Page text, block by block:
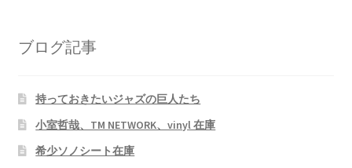
ブログ記事
持っておきたいジャズの巨人たち
小室哲哉、TM NETWORK、vinyl 在庫
希少ソノシート在庫